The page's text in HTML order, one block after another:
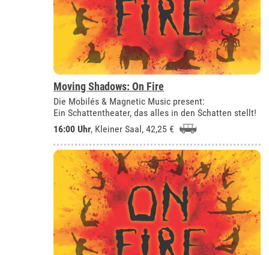
Moving Shadows: On Fire
Die Mobilés & Magnetic Music present:
Ein Schattentheater, das alles in den Schatten stellt!
16:00 Uhr, Kleiner Saal , 42,25 €